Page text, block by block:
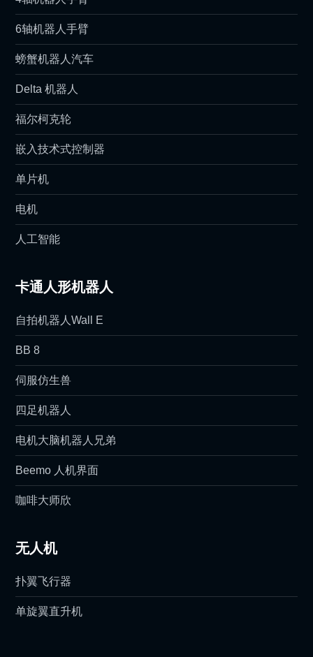
6轴机器人手臂
螃蟹机器人汽车
Delta 机器人
福尔柯克轮
嵌入技术式控制器
单片机
电机
人工智能
卡通人形机器人
自拍机器人Wall E
BB 8
伺服仿生兽
四足机器人
电机大脑机器人兄弟
Beemo 人机界面
咖啡大师欣
无人机
扑翼飞行器
单旋翼直升机